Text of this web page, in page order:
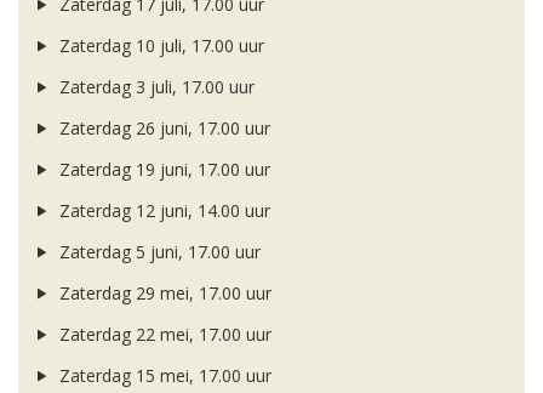
Zaterdag 17 juli, 17.00 uur
Zaterdag 10 juli, 17.00 uur
Zaterdag 3 juli, 17.00 uur
Zaterdag 26 juni, 17.00 uur
Zaterdag 19 juni, 17.00 uur
Zaterdag 12 juni, 14.00 uur
Zaterdag 5 juni, 17.00 uur
Zaterdag 29 mei, 17.00 uur
Zaterdag 22 mei, 17.00 uur
Zaterdag 15 mei, 17.00 uur